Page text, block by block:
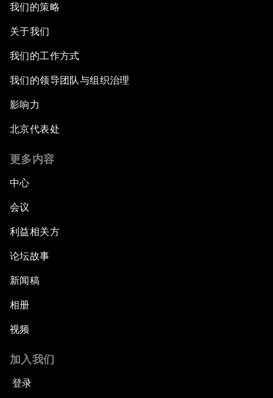
我们的策略
关于我们
我们的工作方式
我们的领导团队与组织治理
影响力
北京代表处
更多内容
中心
会议
利益相关方
论坛故事
新闻稿
相册
视频
加入我们
登录